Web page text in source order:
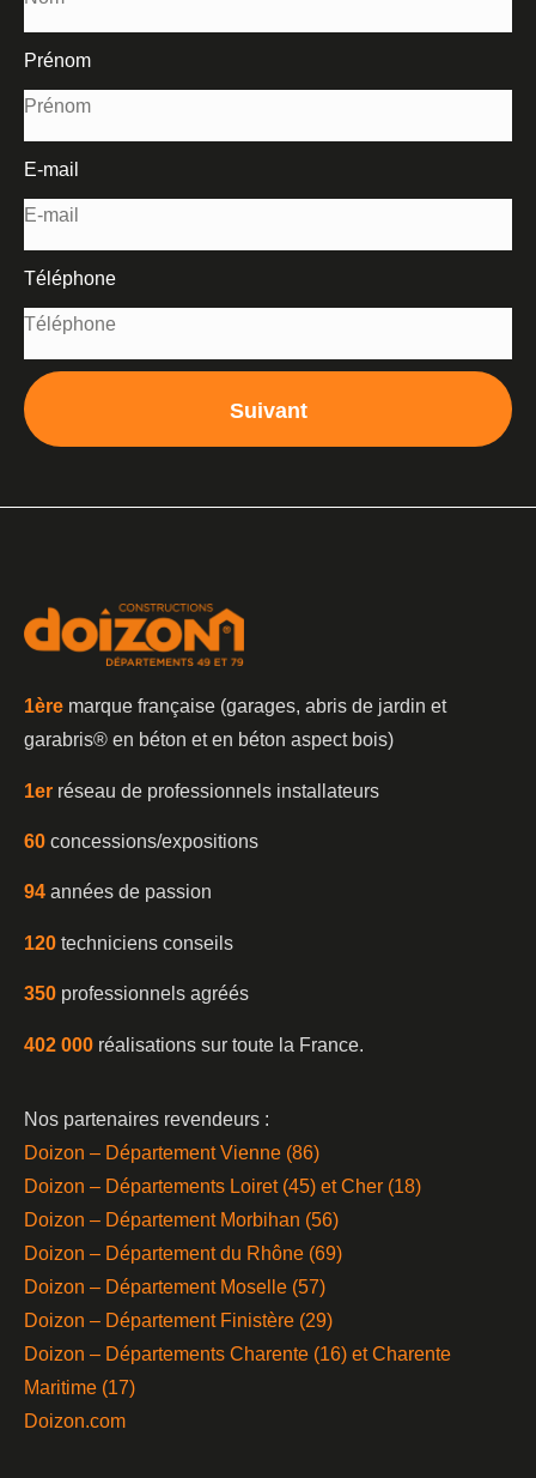
Prénom
E-mail
Téléphone
Suivant
1ère marque française (garages, abris de jardin et
garabris®️ en béton et en béton aspect bois)
1er réseau de professionnels installateurs
60 concessions/expositions
94 années de passion
120 techniciens conseils
350 professionnels agréés
402 000 réalisations sur toute la France.
Nos partenaires revendeurs :
Doizon – Département Vienne (86)
Doizon – Départements Loiret (45) et Cher (18)
Doizon – Département Morbihan (56)
Doizon – Département du Rhône (69)
Doizon – Département Moselle (57)
Doizon – Département Finistère (29)
Doizon – Départements Charente (16) et Charente
Maritime (17)
Doizon.com